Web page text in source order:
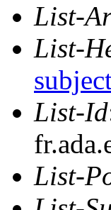
List-
List-
List-Id
List-